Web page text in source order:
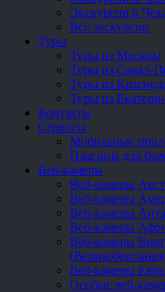
Экскурсии в
Все экскурсии
Туры
Туры из Москвы
Туры из Санкт-
Туры из
Туры из
Контакты
Сервисы
Мобильные
Плагины для
Веб-камеры
Веб-камеры
Веб-камеры
Веб-камеры
Веб-камеры
Веб-камеры
Веб-камеры
Особые веб-